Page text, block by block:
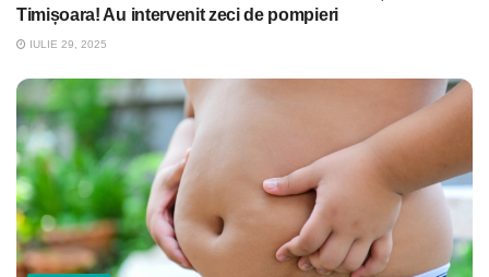
Timișoara! Au intervenit zeci de pompieri
IULIE 29, 2025